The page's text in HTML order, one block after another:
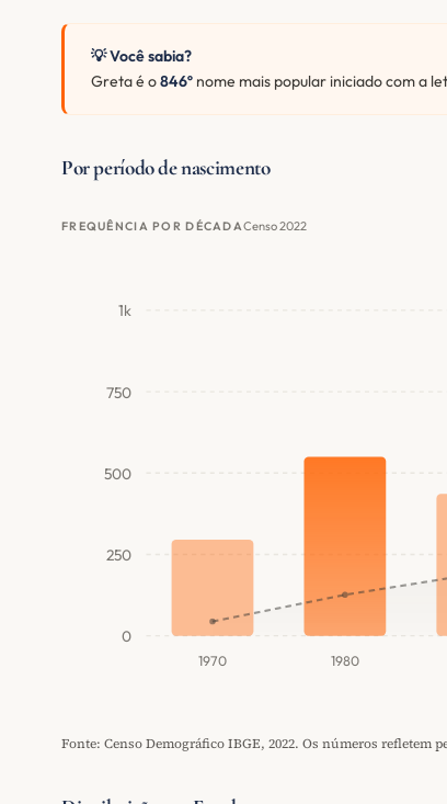
💡 Você sabia?
Greta é o846º nome mais popular iniciado com a
Por período de nascimento
FREQUÊNCIA POR DÉCADACenso 2022
0
250
500
750
1k
1970 1980
Fonte: Censo Demográfico IBGE, 2022. Os números refletem